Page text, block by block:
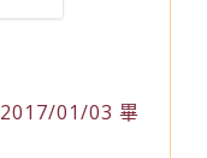
2017/01/03 畢